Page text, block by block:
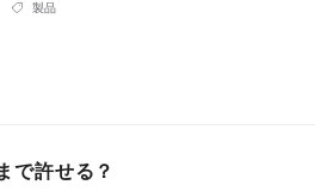
製品
で許せる？